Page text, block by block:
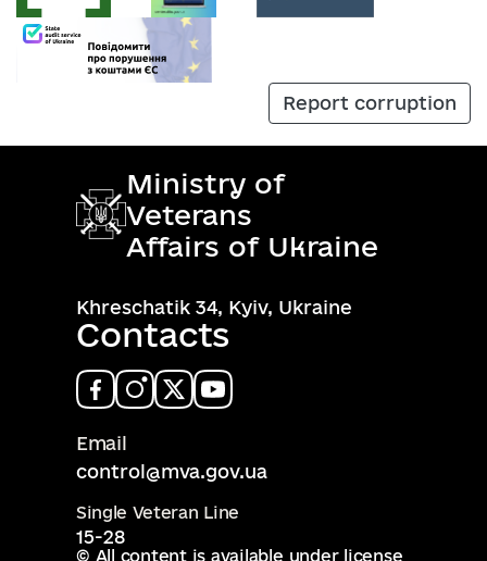
Report corruption
Ministry of
Veterans
Affairs of Ukraine
Khreschatik 34, Kyiv, Ukraine
Contacts
Email
control@mva.gov.ua
Single Veteran Line
15-28
© All content is available under license